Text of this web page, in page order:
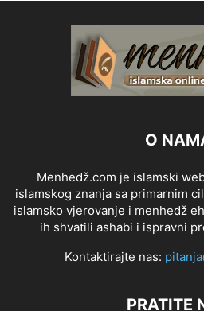
O
Menhedž.com je islamski
islamskog znanja sa primarnim
islamsko vjerovanje i menhedž
ih shvatili ashabi i ispravni
Kontaktirajte nas:
PRATITE